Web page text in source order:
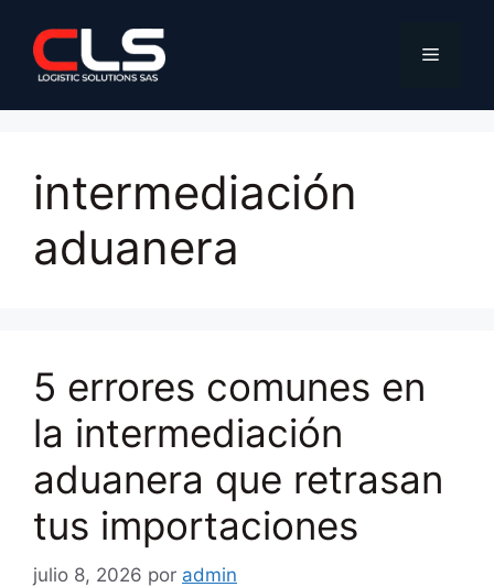
contenido
Menú
intermediación
aduanera
5 errores comunes en
la intermediación
aduanera que retrasan
tus importaciones
julio 8, 2026 por admin